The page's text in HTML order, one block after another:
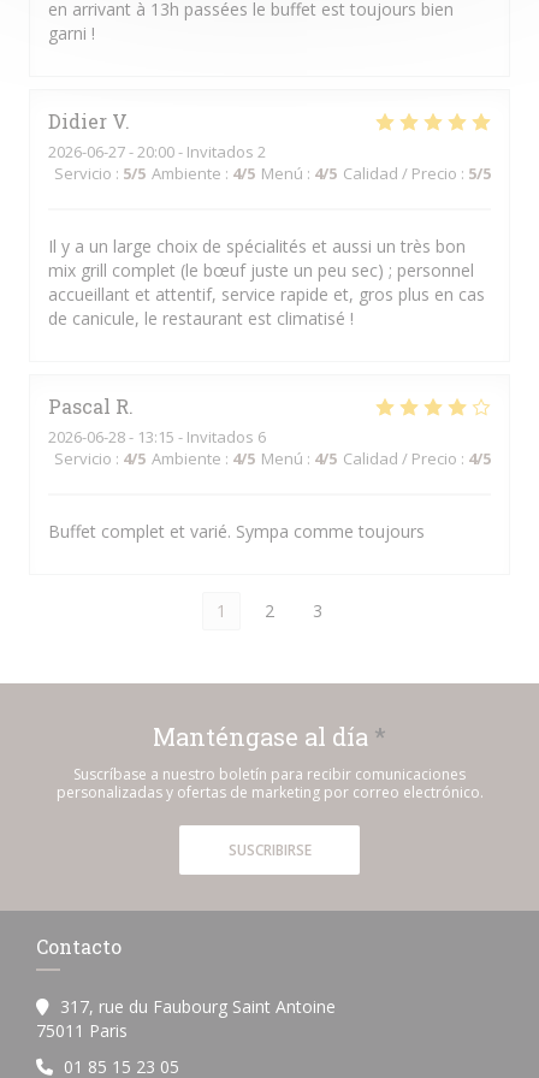
en arrivant à 13h passées le buffet est toujours bien
garni !
Didier V
2026-06-27- 20:00 - Invitados 2
Servicio : 5/5 Ambiente : 4/5 Menú : 4/5 Calidad / Precio : 5/5
Il y a un large choix de spécialités et aussi un très bon
mix grill complet (le bœuf juste un peu sec) ; personnel
accueillant et attentif, service rapide et, gros plus en cas
de canicule, le restaurant est climatisé !
Pascal R
2026-06-28- 13:15 - Invitados 6
Servicio : 4/5 Ambiente : 4/5 Menú : 4/5 Calidad / Precio : 4/5
Buffet complet et varié. Sympa comme toujours
1 2 3
Manténgase al día *
Suscríbase a nuestro boletín para recibir comunicaciones
personalizadas y ofertas de marketing por correo electrónico.
SUSCRIBIRSE
Contacto
317, rue du Faubourg Saint Antoine
75011 Paris
01 85 15 23 05